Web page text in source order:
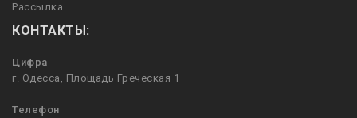
Рассылка
КОНТАКТЫ:
Цифра
г. Одесса, Площадь Греческая 1
Телефон